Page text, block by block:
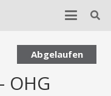
Abgelaufen
OHG